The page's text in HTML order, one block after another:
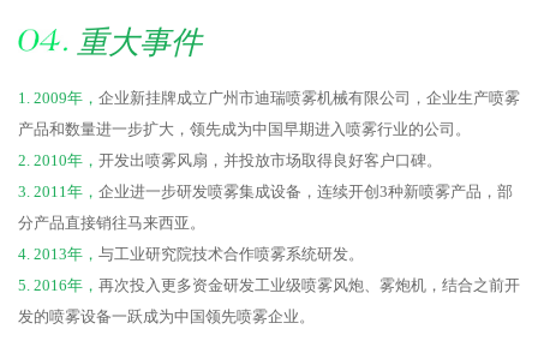
重大事件
1. 2009年， 企业新挂牌成立广州市迪瑞喷雾机械有限公司，企业生产喷雾
产品和数量进一步扩大，领先成为中国早期进入喷雾行业的公司。
2. 2010年， 开发出喷雾风扇，并投放市场取得良好客户口碑。
3. 2011年， 企业进一步研发喷雾集成设备，连续开创3种新喷雾产品，部
分产品直接销往马来西亚。
4. 2013年， 与工业研究院技术合作喷雾系统研发。
5. 2016年， 再次投入更多资金研发工业级喷雾风炮、雾炮机，结合之前开
发的喷雾设备一跃成为中国领先喷雾企业。